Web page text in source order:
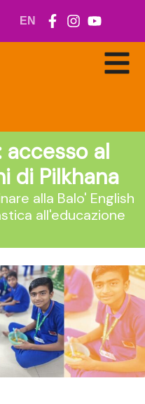
EN
accesso al
di Pilkhana
alla Balo' English
all'educazione